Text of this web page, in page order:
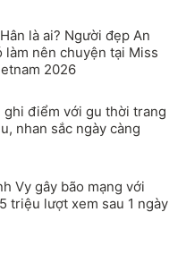
là ai? Người đẹp An
làm nên chuyện tại Miss
2026
ghi điểm với gu thời trang
nhan sắc ngày càng
Vy gây bão mạng với
triệu lượt xem sau 1 ngày